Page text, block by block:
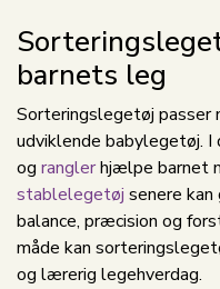
barnets leg
Sorteringslegetøj passer
udviklende babylegetøj. I
og ranglerhjælpe barnet
stablelegetøj senere
balance, præcision og
måde kan
og lærerig legehverdag.